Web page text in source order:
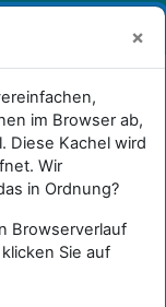
Zeitgemäße Aufgaben- und Prüfungsformate
×
im Browser ab,
Diese Kachel wird
Wir
in Ordnung?
Browserverlauf
Sie auf